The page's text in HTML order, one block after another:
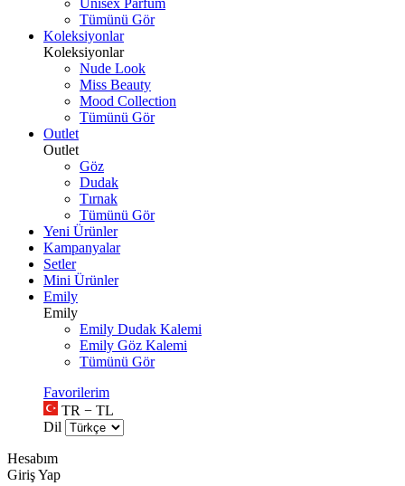
Unisex Parfüm
Tümünü Gör
Koleksiyonlar
Koleksiyonlar
Nude Look
Miss Beauty
Mood Collection
Tümünü Gör
Outlet
Outlet
Göz
Dudak
Tırnak
Tümünü Gör
Yeni Ürünler
Kampanyalar
Setler
Mini Ürünler
Emily
Emily
Emily Dudak Kalemi
Emily Göz Kalemi
Tümünü Gör
Favorilerim
TR − TL
Dil
Hesabım
Giriş Yap